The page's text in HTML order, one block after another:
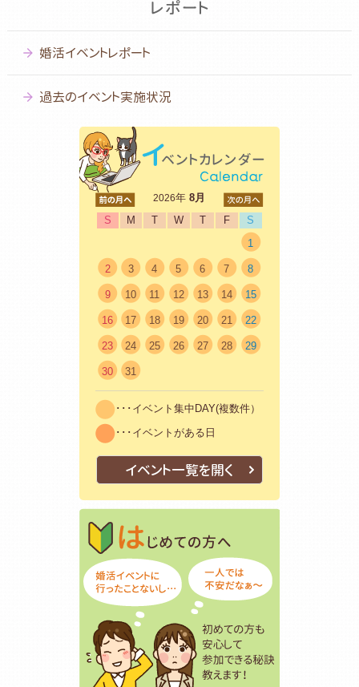
婚活イベントレポート
過去のイベント実施状況
2026年8月
S
M T W T F
S
1
2 3 4 5 6 7 8
9 10 11 12 13 14 15
16 17 18 19 20 21 22
23 24 25 26 27 28 29
30 31
･･･イベント集中DAY(複数件）
･･･イベントがある日
イベント一覧を開く
はじめての方